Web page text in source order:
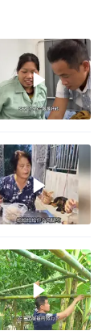
“今天得有40℃了吧 为啥还不预警”